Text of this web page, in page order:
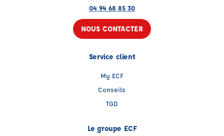
04 94 68 85 30
NOUS CONTACTER
Service client
My ECF
Conseils
TGD
Le groupe ECF